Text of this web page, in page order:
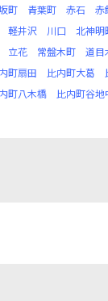
町 青葉町 赤石 赤
軽井沢 川口 北神明
立花 常盤木町 道目
町扇田 比内町大葛
町八木橋 比内町谷地